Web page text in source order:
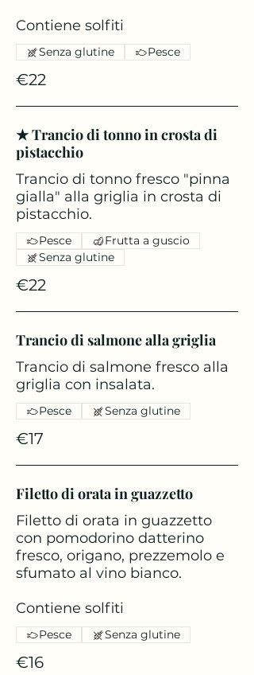
Contiene solfiti
€22
Senza glutine Pesce
★ Trancio di tonno in crosta di
pistacchio
Trancio di tonno fresco "pinna
gialla" alla griglia in crosta di
pistacchio.
€22
Pesce
Frutta a guscio
Senza glutine
Trancio di salmone alla griglia
Trancio di salmone fresco alla
griglia con insalata.
€17
Pesce Senza glutine
Filetto di orata in guazzetto
Filetto di orata in guazzetto
con pomodorino datterino
fresco, origano, prezzemolo e
sfumato al vino bianco.
Contiene solfiti
€16
Pesce Senza glutine